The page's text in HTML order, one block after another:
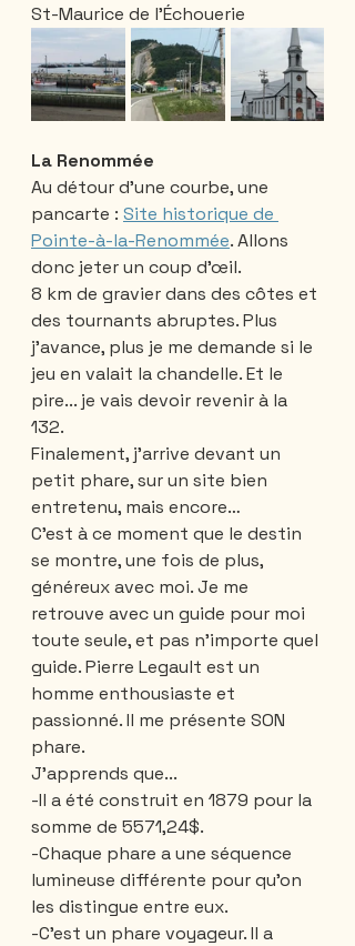
St-Maurice de l’Échouerie
La Renommée
Au détour d’une courbe, une
pancarte : Site historique de
Pointe-à-la-Renommée. Allons
donc jeter un coup d’œil.
8 km de gravier dans des côtes et
des tournants abruptes. Plus
j’avance, plus je me demande si le
jeu en valait la chandelle. Et le
pire... je vais devoir revenir à la
132.
Finalement, j’arrive devant un
petit phare, sur un site bien
entretenu, mais encore…
C’est à ce moment que le destin
se montre, une fois de plus,
généreux avec moi. Je me
retrouve avec un guide pour moi
toute seule, et pas n’importe quel
guide. Pierre Legault est un
homme enthousiaste et
passionné. Il me présente SON
phare.
J’apprends que...
-Il a été construit en 1879 pour la
somme de 5571,24$.
-Chaque phare a une séquence
lumineuse différente pour qu’on
les distingue entre eux.
-C’est un phare voyageur. Il a